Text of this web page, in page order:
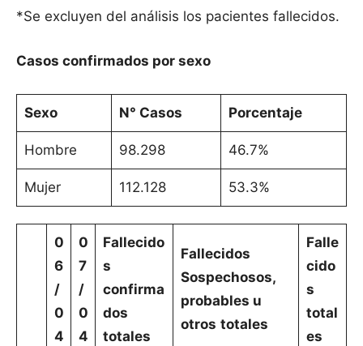
*Se excluyen del análisis los pacientes fallecidos.
Casos confirmados por sexo
Sexo N° Casos Porcentaje
Hombre 98.298 46.7%
Mujer 112.128 53.3%
0
6
/
0
4
0
7
/
0
4
Fallecido
s
confirma
dos
totales
Fallecidos
Sospechosos,
probables u
otros totales
Falle
cido
s
total
es